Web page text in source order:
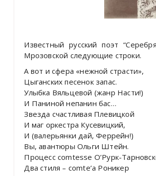
Известный русский поэт
Мрозовской следующие строки.
А вот и сфера «нежной страсти»,
Цыганских песенок запас.
Улыбка Вяльцевой (жанр Насти!)
И Паниной непанин бас…
Звезда счастливая Плевицкой
И маг оркестра Кусевицкий,
И (валерьянки дай, Феррейн!)
Вы, авантюры Ольги Штейн.
Процесс comtesse O’Pypк-
Два стиля – comte’a Роникер